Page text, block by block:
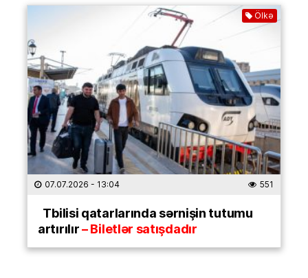
Ölkə
07.07.2026 - 13:04 551
Tbilisi qatarlarında sərnişin tutumu
artırılır– Biletlər satışdadır